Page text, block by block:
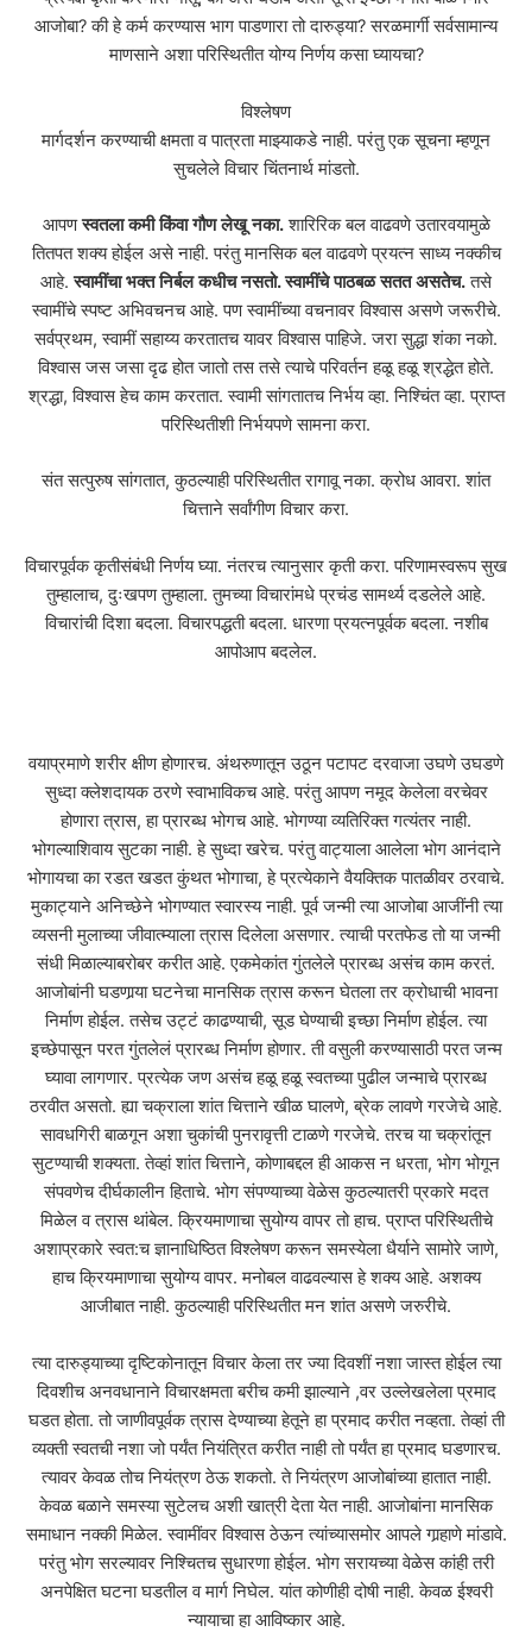
आजोबा? की हे कर्म करण्यास भाग पाडणारा तो दारुड्या? सरळमार्गी सर्वसामान्य
माणसाने अशा परिस्थितीत योग्य निर्णय कसा घ्यायचा?
विश्लेषण
मार्गदर्शन करण्याची क्षमता व पात्रता माझ्याकडे नाही. परंतु एक सूचना म्हणून
सुचलेले विचार चिंतनार्थ मांडतो.
आपणस्वतला कमी किंवा गौण लेखू नका.शारिरिक बल वाढवणे उतारवयामुळे
तितपत शक्य होईल असे नाही. परंतु मानसिक बल वाढवणे प्रयत्न साध्य नक्कीच
आहे.स्वामींचा भक्त निर्बल कधीच नसतो.स्वामींचे पाठबळ सतत असतेच.तसे
स्वामींचे स्पष्ट अभिवचनच आहे. पण स्वामींच्या वचनावर विश्वास असणे जरूरीचे.
सर्वप्रथम, स्वामीं सहाय्य करतातच यावर विश्वास पाहिजे. जरा सुद्धा शंका नको.
विश्वास जस जसा दृढ होत जातो तस तसे त्याचे परिवर्तन हळू हळू श्रद्धेत होते.
श्रद्धा, विश्वास हेच काम करतात. स्वामी सांगतातच निर्भय व्हा. निश्चिंत व्हा. प्राप्त
परिस्थितीशी निर्भयपणे सामना करा.
संत सत्पुरुष सांगतात, कुठल्याही परिस्थितीत रागावू नका. क्रोध आवरा. शांत
चित्ताने सर्वांगीण विचार करा.
विचारपूर्वक कृतीसंबंधी निर्णय घ्या. नंतरच त्यानुसार कृती करा. परिणामस्वरूप सुख
तुम्हालाच, दुःखपण तुम्हाला. तुमच्या विचारांमधे प्रचंड सामर्थ्य दडलेले आहे.
विचारांची दिशा बदला. विचारपद्धती बदला. धारणा प्रयत्नपूर्वक बदला. नशीब
आपोआप बदलेल.
वयाप्रमाणे शरीर क्षीण होणारच. अंथरुणातून उठून पटापट दरवाजा उघणे उघडणे
सुध्दा क्लेशदायक ठरणे स्वाभाविकच आहे. परंतु आपण नमूद केलेला वरचेवर
होणारा त्रास, हा प्रारब्ध भोगच आहे. भोगण्या व्यतिरिक्त गत्यंतर नाही.
भोगल्याशिवाय सुटका नाही. हे सुध्दा खरेच. परंतु वाट्याला आलेला भोग आनंदाने
भोगायचा का रडत खडत कुंथत भोगाचा, हे प्रत्येकाने वैयक्तिक पातळीवर ठरवाचे.
मुकाट्याने अनिच्छेने भोगण्यात स्वारस्य नाही. पूर्व जन्मी त्या आजोबा आजींनी त्या
व्यसनी मुलाच्या जीवात्म्याला त्रास दिलेला असणार. त्याची परतफेड तो या जन्मी
संधी मिळाल्याबरोबर करीत आहे. एकमेकांत गुंतलेले प्रारब्ध असंच काम करतं.
आजोबांनी घडणार्‍या घटनेचा मानसिक त्रास करून घेतला तर क्रोधाची भावना
निर्माण होईल. तसेच उट्टं काढण्याची, सूड घेण्याची इच्छा निर्माण होईल. त्या
इच्छेपासून परत गुंतलेलं प्रारब्ध निर्माण होणार. ती वसुली करण्यासाठी परत जन्म
घ्यावा लागणार. प्रत्येक जण असंच हळू हळू स्वतच्या पुढील जन्माचे प्रारब्ध
ठरवीत असतो. ह्या चक्राला शांत चित्ताने खीळ घालणे, ब्रेक लावणे गरजेचे आहे.
सावधगिरी बाळगून अशा चुकांची पुनरावृत्ती टाळणे गरजेचे. तरच या चक्रांतून
सुटण्याची शक्यता. तेव्हां शांत चित्ताने, कोणाबद्दल ही आकस न धरता, भोग भोगून
संपवणेच दीर्घकालीन हिताचे. भोग संपण्याच्या वेळेस कुठल्यातरी प्रकारे मदत
मिळेल व त्रास थांबेल. क्रियमाणाचा सुयोग्य वापर तो हाच. प्राप्त परिस्थितीचे
अशाप्रकारे स्वत:च ज्ञानाधिष्ठित विश्लेषण करून समस्येला धैर्याने सामोरे जाणे,
हाच क्रियमाणाचा सुयोग्य वापर. मनोबल वाढवल्यास हे शक्य आहे. अशक्य
आजीबात नाही. कुठल्याही परिस्थितीत मन शांत असणे जरुरीचे.
त्या दारुड्याच्या दृष्टिकोनातून विचार केला तर ज्या दिवशीं नशा जास्त होईल त्या
दिवशीच अनवधानाने विचारक्षमता बरीच कमी झाल्याने ,वर उल्लेखलेला प्रमाद
घडत होता. तो जाणीवपूर्वक त्रास देण्याच्या हेतूने हा प्रमाद करीत नव्हता. तेव्हां ती
व्यक्ती स्वतची नशा जो पर्यंत नियंत्रित करीत नाही तो पर्यंत हा प्रमाद घडणारच.
त्यावर केवळ तोच नियंत्रण ठेऊ शकतो. ते नियंत्रण आजोबांच्या हातात नाही.
केवळ बळाने समस्या सुटेलच अशी खात्री देता येत नाही. आजोबांना मानसिक
समाधान नक्की मिळेल. स्वामींवर विश्वास ठेऊन त्यांच्यासमोर आपले गार्‍हाणे मांडावे.
परंतु भोग सरल्यावर निश्चितच सुधारणा होईल. भोग सरायच्या वेळेस कांही तरी
अनपेक्षित घटना घडतील व मार्ग निघेल. यांत कोणीही दोषी नाही. केवळ ईश्वरी
न्यायाचा हा आविष्कार आहे.